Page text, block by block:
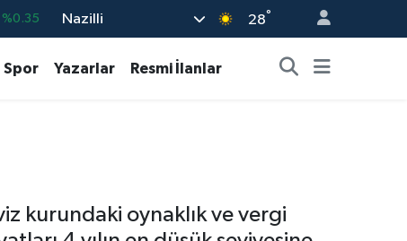
%0.35 Nazilli 28°
Spor Yazarlar Resmi İlanlar
kurundaki oynaklık ve vergi